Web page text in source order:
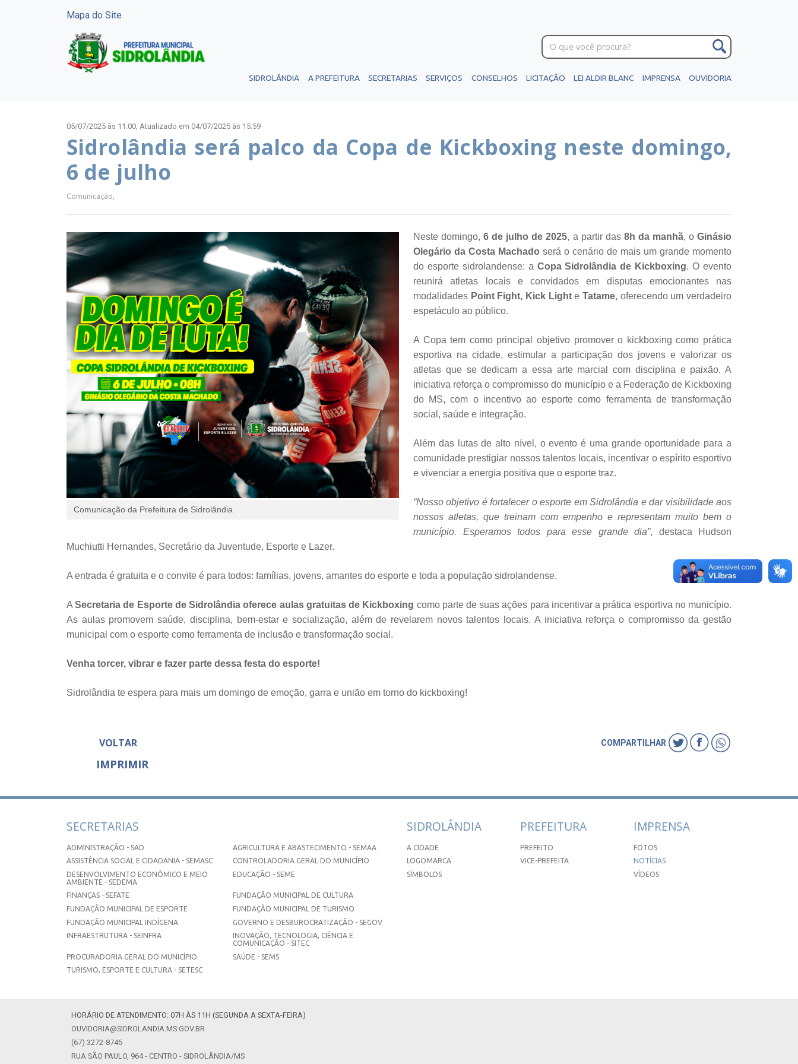
Mapa do Site
SIDROLÂNDIA A PREFEITURA SECRETARIAS SERVIÇOS CONSELHOS LICITAÇÃO LEI ALDIR BLANC IMPRENSA OUVIDORIA
05/07/2025 às 11:00, Atualizado em 04/07/2025 às 15:59
Sidrolândia será palco da Copa de Kickboxing neste domingo,
6 de julho
Comunicação,
Comunicação da Prefeitura de Sidrolândia
Neste domingo,6 de julho de 2025, a partir das 8h da manhã, oGinásio
Olegário da Costa Machado será o cenário de mais um grande momento
do esporte sidrolandense: a Copa Sidrolândia de Kickboxing. O evento
reunirá atletas locais e convidados em disputas emocionantes nas
modalidades Point Fight, Kick LighteTatame, oferecendo um verdadeiro
espetáculo ao público.
A Copa tem como principal objetivo promover o kickboxing como prática
esportiva na cidade, estimular a participação dos jovens e valorizar os
atletas que se dedicam a essa arte marcial com disciplina e paixão. A
iniciativa reforça o compromisso do município e a Federação de Kickboxing
do MS, com o incentivo ao esporte como ferramenta de transformação
social, saúde e integração.
Além das lutas de alto nível, o evento é uma grande oportunidade para a
comunidade prestigiar nossos talentos locais, incentivar o espírito esportivo
e vivenciar a energia positiva que o esporte traz.
“Nosso objetivo é fortalecer o esporte em Sidrolândia e dar visibilidade aos
nossos atletas, que treinam com empenho e representam muito bem o
município. Esperamos todos para esse grande dia”, destaca Hudson
Muchiutti Hernandes, Secretário da Juventude, Esporte e Lazer.
A entrada é gratuita e o convite é para todos: famílias, jovens, amantes do esporte e toda a população sidrolandense.
ASecretaria de Esporte de Sidrolândia oferece aulas gratuitas de Kickboxing como parte de suas ações para incentivar a prática esportiva no município.
As aulas promovem saúde, disciplina, bem-estar e socialização, além de revelarem novos talentos locais. A iniciativa reforça o compromisso da gestão
municipal com o esporte como ferramenta de inclusão e transformação social.
Venha torcer, vibrar e fazer parte dessa festa do esporte!
Sidrolândia te espera para mais um domingo de emoção, garra e união em torno do kickboxing!
VOLTAR
IMPRIMIR
COMPARTILHAR
SECRETARIAS
ADMINISTRAÇÃO - SAD
AGRICULTURA E ABASTECIMENTO - SEMAA
ASSISTÊNCIA SOCIAL E CIDADANIA - SEMASC
CONTROLADORIA GERAL DO MUNICÍPIO
DESENVOLVIMENTO ECONÔMICO E MEIO
AMBIENTE - SEDEMA
EDUCAÇÃO - SEME
FINANÇAS - SEFATE
FUNDAÇÃO MUNICIPAL DE CULTURA
FUNDAÇÃO MUNICIPAL DE ESPORTE
FUNDAÇÃO MUNICIPAL DE TURISMO
FUNDAÇÃO MUNICIPAL INDÍGENA
GOVERNO E DESBUROCRATIZAÇÃO - SEGOV
INFRAESTRUTURA - SEINFRA
INOVAÇÃO, TECNOLOGIA, CIÊNCIA E
COMUNICAÇÃO - SITEC
PROCURADORIA GERAL DO MUNICÍPIO
SAÚDE - SEMS
TURISMO, ESPORTE E CULTURA - SETESC
SIDROLÂNDIA
A CIDADE
LOGOMARCA
SÍMBOLOS
PREFEITURA
PREFEITO
VICE-PREFEITA
IMPRENSA
FOTOS
NOTÍCIAS
VÍDEOS
HORÁRIO DE ATENDIMENTO: 07H ÀS 11H (SEGUNDA A SEXTA-FEIRA)
OUVIDORIA@SIDROLANDIA.MS.GOV.BR
(67) 3272-8745
RUA SÃO PAULO, 964 - CENTRO - SIDROLÂNDIA/MS